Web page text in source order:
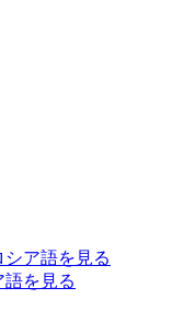
ア語を見る
を見る